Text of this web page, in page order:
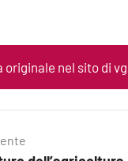
originale nel sito di